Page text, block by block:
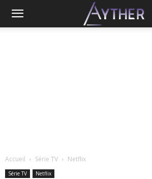
Accueil Série TV Netflix
Série TV Netflix